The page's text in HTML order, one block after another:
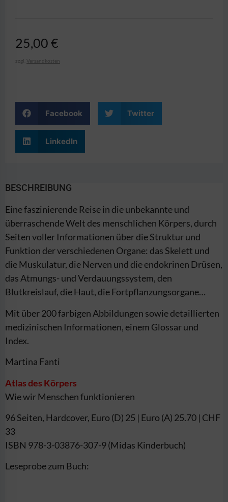
25,00 €
zzgl. Versandkosten
Facebook Twitter
LinkedIn
BESCHREIBUNG
Eine faszinierende Reise in die unbekannte und
überraschende Welt des menschlichen Körpers, durch
Seiten voller Informationen über die Struktur und
Funktion der verschiedenen Organe: das Skelett und
die Muskulatur, die Nerven und die endokrinen Drüsen,
das Atmungs- und Verdauungssystem, den
Blutkreislauf, die Haut, die Fortpflanzungsorgane…
Mit über 200 farbigen Abbildungen sowie detaillierten
medizinischen Informationen, einem Glossar und
Index.
Martina Fanti
Atlas des Körpers
Wie wir Menschen funktionieren
96 Seiten, Hardcover, Euro (D) 25 | Euro (A) 25.70 | CHF
33
ISBN 978-3-03876-307-9 (Midas Kinderbuch)
Leseprobe zum Buch: